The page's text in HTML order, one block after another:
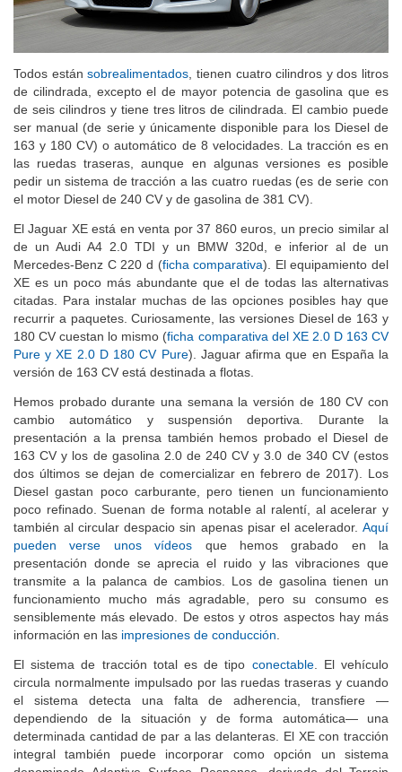
Todos estánsobrealimentados , tienen cuatro cilindros y dos litros
de cilindrada, excepto el de mayor potencia de gasolina que es
de seis cilindros y tiene tres litros de cilindrada. El cambio puede
ser manual (de serie y únicamente disponible para los Diesel de
163 y 180 CV) o automático de 8 velocidades. La tracción es en
las ruedas traseras, aunque en algunas versiones es posible
pedir un sistema de tracción a las cuatro ruedas (es de serie con
el motor Diesel de 240 CV y de gasolina de 381 CV).
El Jaguar XE está en venta por 37 860 euros, un precio similar al
de un Audi A4 2.0 TDI y un BMW 320d, e inferior al de un
Mercedes-Benz C 220 d (ficha comparativa). El equipamiento del
XE es un poco más abundante que el de todas las alternativas
citadas. Para instalar muchas de las opciones posibles hay que
recurrir a paquetes. Curiosamente, las versiones Diesel de 163 y
180 CV cuestan lo mismo (ficha comparativa del XE 2.0 D 163 CV
Pure y XE 2.0 D 180 CV Pure). Jaguar afirma que en España la
versión de 163 CV está destinada a flotas.
Hemos probado durante una semana la versión de 180 CV con
cambio automático y suspensión deportiva. Durante la
presentación a la prensa también hemos probado el Diesel de
163 CV y los de gasolina 2.0 de 240 CV y 3.0 de 340 CV (estos
dos últimos se dejan de comercializar en febrero de 2017). Los
Diesel gastan poco carburante, pero tienen un funcionamiento
poco refinado. Suenan de forma notable al ralentí, al acelerar y
también al circular despacio sin apenas pisar el acelerador. Aquí
pueden verse unos vídeos que hemos grabado en la
presentación donde se aprecia el ruido y las vibraciones que
transmite a la palanca de cambios. Los de gasolina tienen un
funcionamiento mucho más agradable, pero su consumo es
sensiblemente más elevado. De estos y otros aspectos hay más
información en las impresiones de conducción
El sistema de tracción total es de tipo conectable. El vehículo
circula normalmente impulsado por las ruedas traseras y cuando
el sistema detecta una falta de adherencia, transfiere —
dependiendo de la situación y de forma automática— una
determinada cantidad de par a las delanteras. El XE con tracción
integral también puede incorporar como opción un sistema